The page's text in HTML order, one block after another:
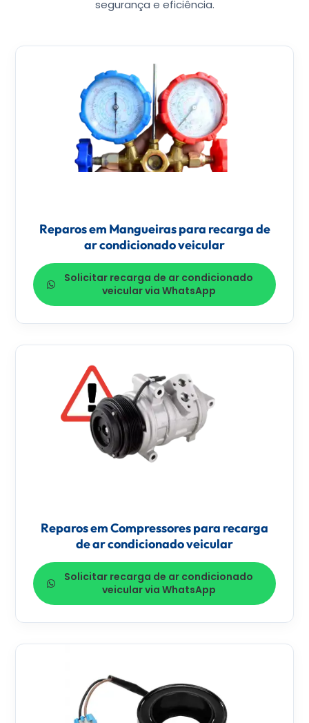
segurança e eficiência.
Reparos em Mangueiras para recarga de
ar condicionado veicular
Solicitar recarga de ar condicionado
veicular via WhatsApp
Reparos em Compressores para recarga
de ar condicionado veicular
Solicitar recarga de ar condicionado
veicular via WhatsApp